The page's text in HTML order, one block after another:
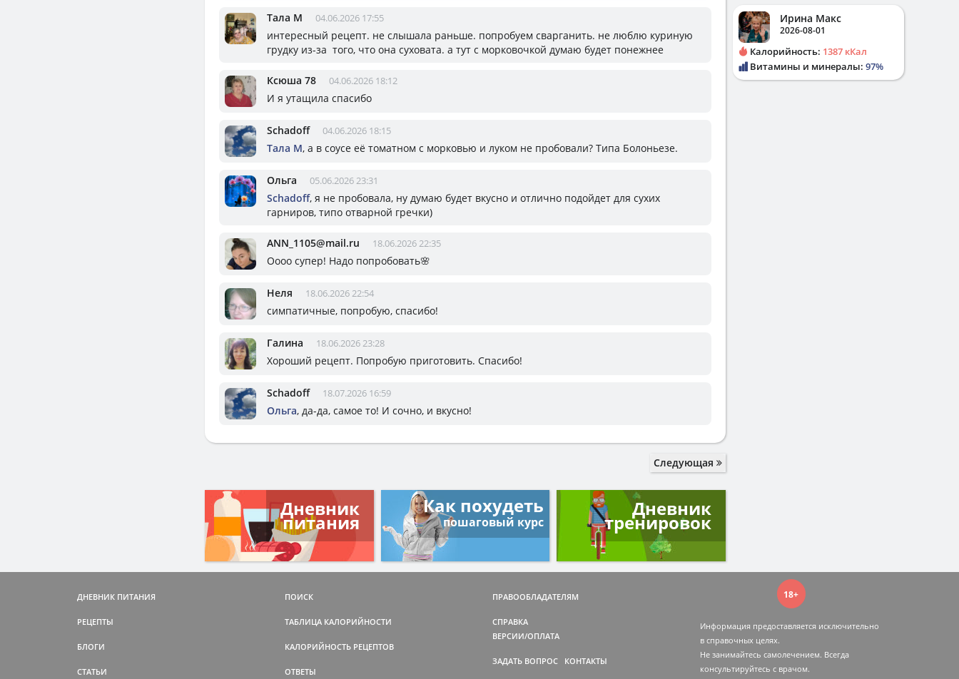
Тала М 04.06.2026 17:55
интересный рецепт. не слышала раньше. попробуем сварганить. не люблю куриную
грудку из-за того, что она суховата. а тут с морковочкой думаю будет понежнее
Ксюша 78 04.06.2026 18:12
И я утащила спасибо
Schadoff 04.06.2026 18:15
Тала М, а в соусе её томатном с морковью и луком не пробовали? Типа Болоньезе.
Ольга 05.06.2026 23:31
Schadoff, я не пробовала, ну думаю будет вкусно и отлично подойдет для сухих
гарниров, типо отварной гречки)
ANN_1105@mail.ru 18.06.2026 22:35
Оооо супер! Надо попробовать🌸
Неля 18.06.2026 22:54
симпатичные, попробую, спасибо!
Галина 18.06.2026 23:28
Хороший рецепт. Попробую приготовить. Спасибо!
Schadoff 18.07.2026 16:59
Ольга, да-да, самое то! И сочно, и вкусно!
Следующая
Дневник
питания
Как похудеть
пошаговый курс
Дневник
тренировок
Ирина Макс
2026-08-01
Калорийность: 1387 кКал
Витамины и минералы: 97%
ДНЕВНИК ПИТАНИЯ
РЕЦЕПТЫ
БЛОГИ
СТАТЬИ
ПОИСК
ТАБЛИЦА КАЛОРИЙНОСТИ
КАЛОРИЙНОСТЬ РЕЦЕПТОВ
ОТВЕТЫ
ПРАВООБЛАДАТЕЛЯМ
СПРАВКА
ВЕРСИИ/ОПЛАТА
ЗАДАТЬ ВОПРОС КОНТАКТЫ
18+
Информация предоставляется исключительно
в справочных целях.
Не занимайтесь самолечением. Всегда
консультируйтесь c врачом.